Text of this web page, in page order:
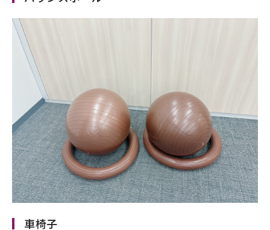
車椅子